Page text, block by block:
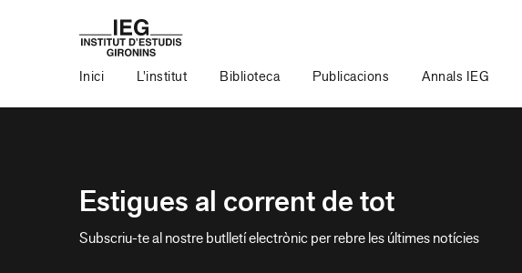
Inici L’institut Biblioteca Publicacions Annals IEG
Estigues al corrent de tot
Subscriu-te al nostre butlletí electrònic per rebre les últimes notícies